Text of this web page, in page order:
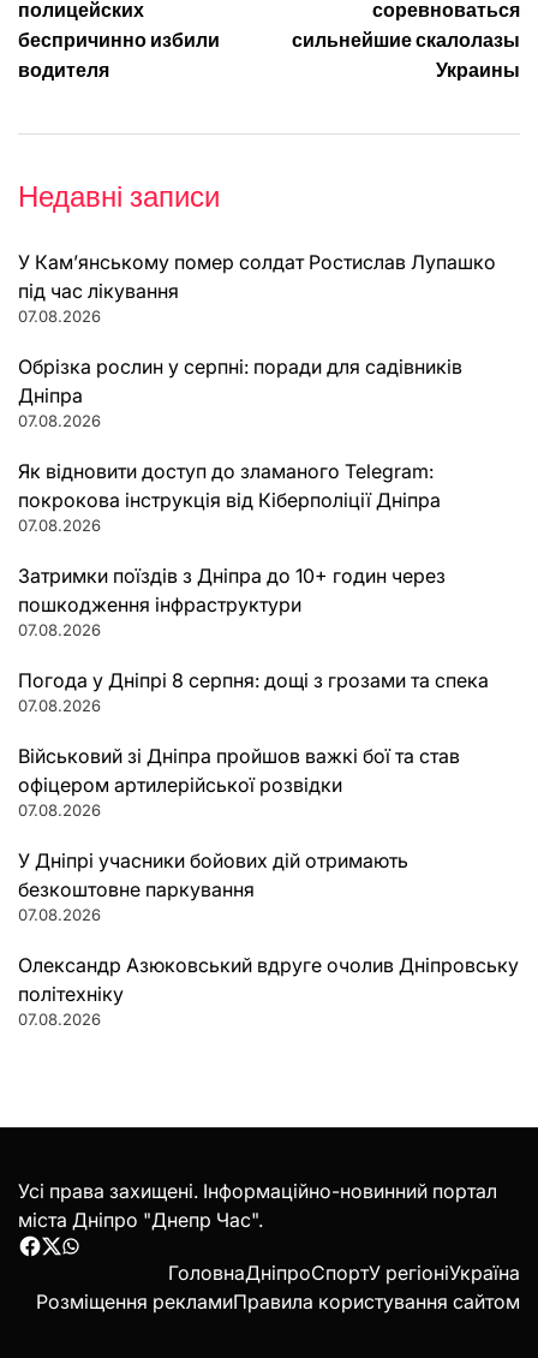
записів
полицейских
беспричинно избили
водителя
соревноваться
сильнейшие скалолазы
Украины
Недавні записи
У Кам’янському помер солдат Ростислав Лупашко
під час лікування
07.08.2026
Обрізка рослин у серпні: поради для садівників
Дніпра
07.08.2026
Як відновити доступ до зламаного Telegram:
покрокова інструкція від Кіберполіції Дніпра
07.08.2026
Затримки поїздів з Дніпра до 10+ годин через
пошкодження інфраструктури
07.08.2026
Погода у Дніпрі 8 серпня: дощі з грозами та спека
07.08.2026
Військовий зі Дніпра пройшов важкі бої та став
офіцером артилерійської розвідки
07.08.2026
У Дніпрі учасники бойових дій отримають
безкоштовне паркування
07.08.2026
Олександр Азюковський вдруге очолив Дніпровську
політехніку
07.08.2026
Усі права захищені. Інформаційно-новинний портал
міста Дніпро "Днепр Час".
Facebook
Twitter
WhatsApp
ГоловнаДніпроСпортУ регіоніУкраїна
Розміщення рекламиПравила користування сайтом